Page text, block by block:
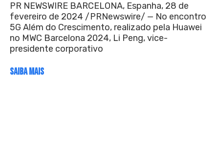
PR NEWSWIRE BARCELONA, Espanha, 28 de
fevereiro de 2024 /PRNewswire/ — No encontro
5G Além do Crescimento, realizado pela Huawei
no MWC Barcelona 2024, Li Peng, vice-
presidente corporativo
SAIBA MAIS